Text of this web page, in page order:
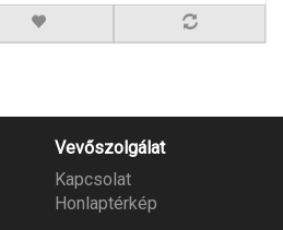
Vevőszolgálat
Kapcsolat
Honlaptérkép